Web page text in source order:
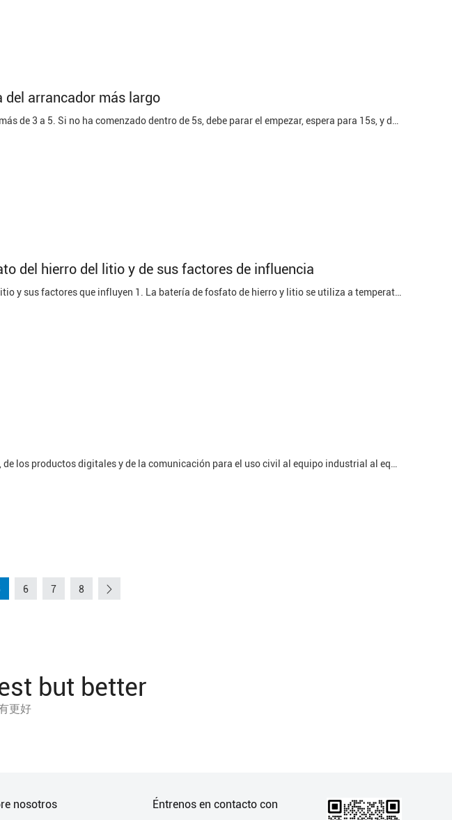
del arrancador más largo
del hierro del litio y de sus factores de influencia
6 7 8
but better
更好
nosotros Éntrenos en contacto con